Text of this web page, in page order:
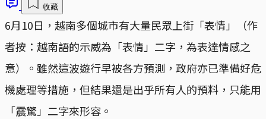
收藏
6月10日，越南多個城市有大量民眾上街「表情」（作
者按：越南語的示威為「表情」二字，為表達情感之
意）。雖然這波遊行早被各方預測，政府亦已準備好危
機處理等措施，但結果還是出乎所有人的預料，只能用
「震驚」二字來形容。